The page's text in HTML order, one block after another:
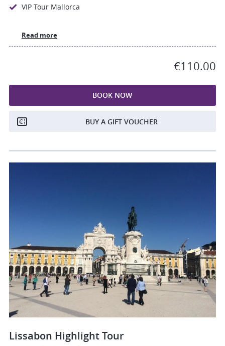
VIP Tour Mallorca
Read more
€110.00
BOOK NOW
BUY A GIFT VOUCHER
Lissabon Highlight Tour